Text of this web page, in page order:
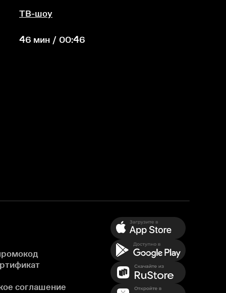
ТВ-шоу
46 мин / 00:46
соглашение